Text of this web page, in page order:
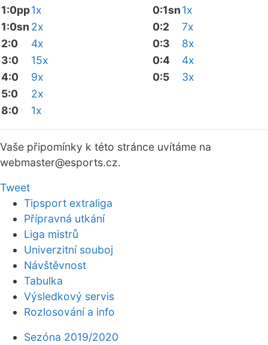
1:0pp1x
1:0sn 2x
2:0
4x
3:0
15x
4:0
9x
5:0
2x
8:0
1x
0:1sn1x
0:2
7x
0:3
8x
0:4
4x
0:5
3x
Vaše připomínky k této stránce uvítáme na
webmaster@esports.cz.
Tweet
Tipsport extraliga
Přípravná utkání
Liga mistrů
Univerzitní souboj
Návštěvnost
Tabulka
Výsledkový servis
Rozlosování a info
Sezóna 2019/2020